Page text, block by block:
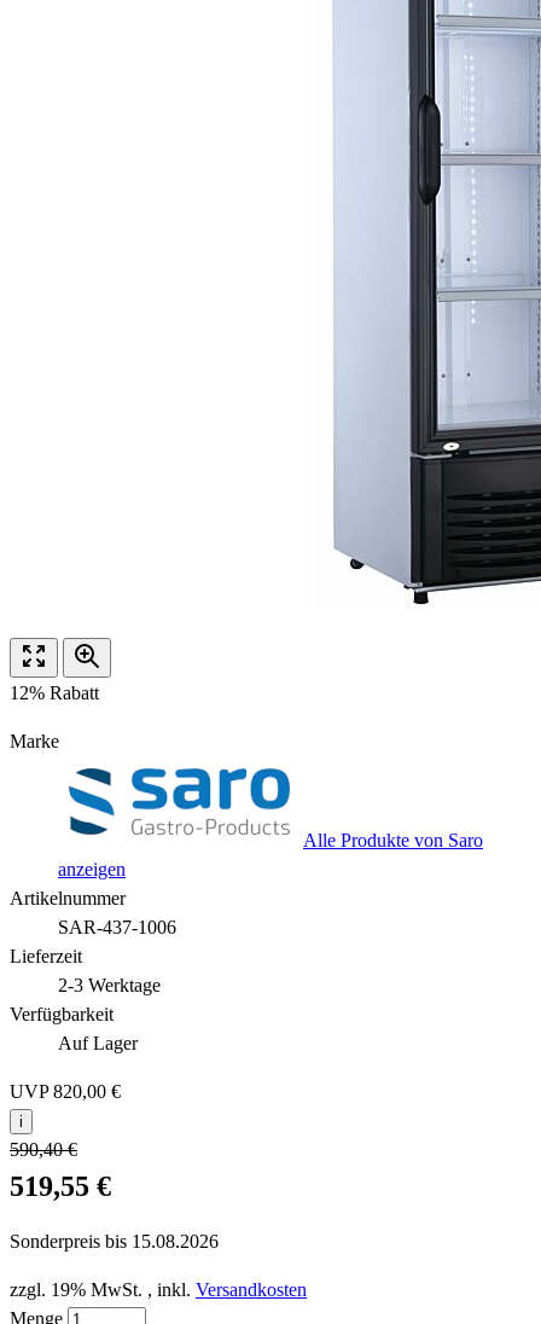
12% Rabatt
Marke
Alle Produkte von Saro
anzeigen
Artikelnummer
SAR-437-1006
Lieferzeit
2-3 Werktage
Verfügbarkeit
Auf Lager
UVP820,00 €
i
590,40 €
519,55 €
Sonderpreis bis 15.08.2026
zzgl. 19% MwSt. , inkl. Versandkosten
Menge